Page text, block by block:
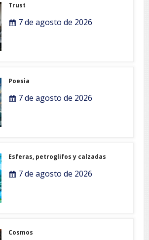
Trust
7 de agosto de 2026
Poesia
7 de agosto de 2026
Esferas, petroglifos y calzadas
7 de agosto de 2026
Cosmos